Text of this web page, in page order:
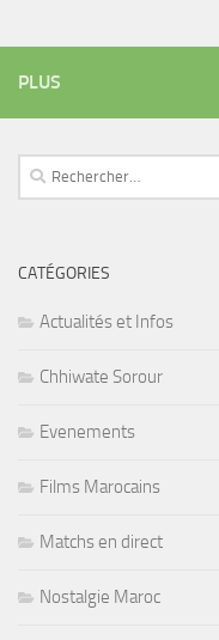
PLUS
Rechercher :
CATÉGORIES
Actualités et Infos
Chhiwate Sorour
Evenements
Films Marocains
Matchs en direct
Nostalgie Maroc